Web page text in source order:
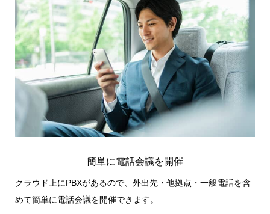
簡単に電話会議を開催
クラウド上にPBXがあるので、外出先・他拠点・一般電話を含
めて簡単に電話会議を開催できます。